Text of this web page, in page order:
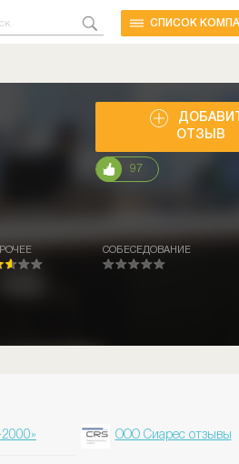
CПИСОК
ОТЗЫВ
97
СОБЕСЕДОВАНИЕ
ООО Сиарес отзывы